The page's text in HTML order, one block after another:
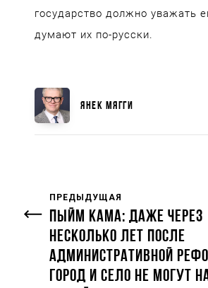
государство должно уважать
думают их по-русски.
ЯНЕК МЯГГИ
ПРЕДЫДУЩАЯ
ПЫЙМ КАМА: ДАЖЕ ЧЕРЕЗ
НЕСКОЛЬКО ЛЕТ ПОСЛЕ
АДМИНИСТРАТИВНОЙ
ГОРОД И СЕЛО НЕ МОГУТ